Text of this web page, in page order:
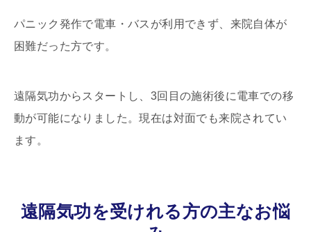
パニック発作で電車・バスが利用できず、来院自体が
困難だった方です。
遠隔気功からスタートし、3回目の施術後に電車での移
動が可能になりました。現在は対面でも来院されてい
ます。
遠隔気功を受けれる方の主なお悩